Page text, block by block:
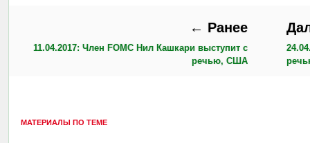
← Ранее
11.04.2017: Член FOMC Нил Кашкари выступит с
речью, США
МАТЕРИАЛЫ ПО ТЕМЕ